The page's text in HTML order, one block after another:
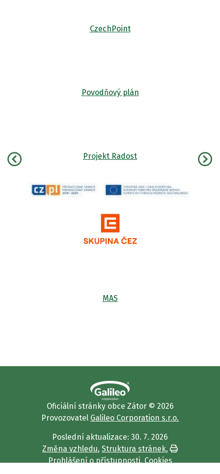
CzechPoint
Povodňový plán
Projekt Radost
MAS
Oficiální stránky obce Zátor © 2026
Provozovatel Galileo Corporation s.r.o.
Poslední aktualizace: 30. 7. 2026
Změna vzhledu, Struktura stránek, Vytisknout
Prohlášení o přístupnosti,Cookies